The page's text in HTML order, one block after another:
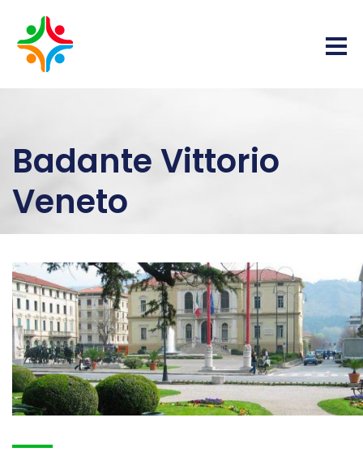
Badante Vittorio
Veneto